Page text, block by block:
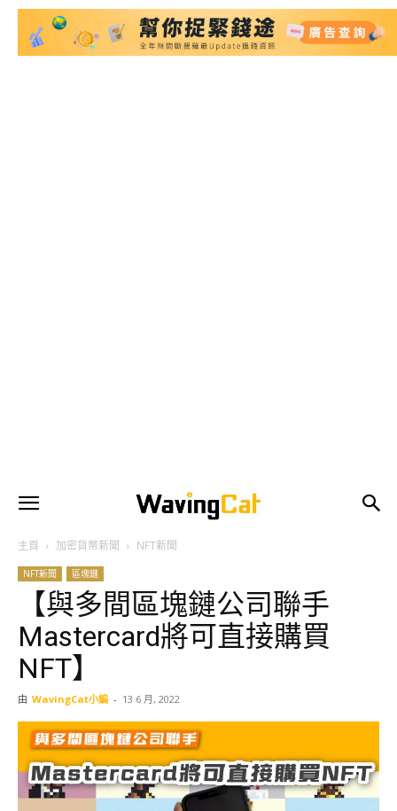
主頁 加密貨幣新聞 NFT新聞
NFT新聞 區塊鏈
【與多間區塊鏈公司聯手
Mastercard將可直接購買
NFT】
由 WavingCat小編 - 13 6 月, 2022